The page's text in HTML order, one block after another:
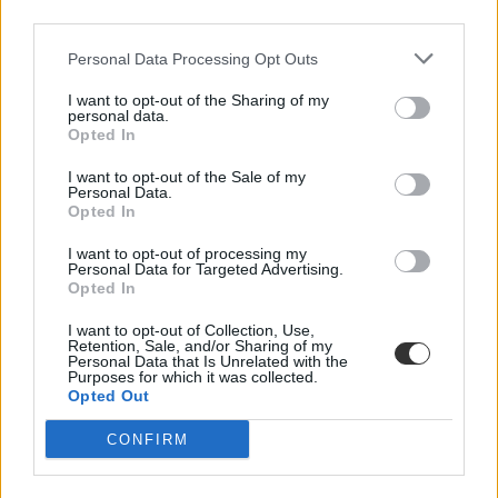
Personal Data Processing Opt Outs
I want to opt-out of the Sharing of my
personal data.
Opted In
I want to opt-out of the Sale of my
Personal Data.
Opted In
I want to opt-out of processing my
Personal Data for Targeted Advertising.
Opted In
I want to opt-out of Collection, Use,
Retention, Sale, and/or Sharing of my
Personal Data that Is Unrelated with the
Purposes for which it was collected.
Opted Out
CONFIRM
vizsga
érettségi 2025